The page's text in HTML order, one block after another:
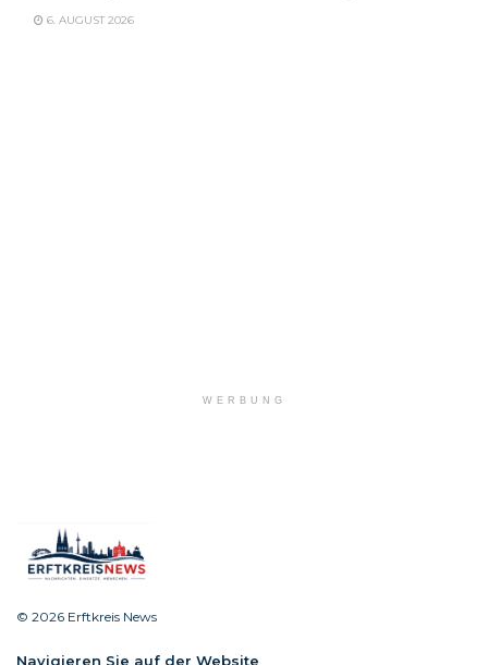
6. AUGUST 2026
WERBUNG
© 2026 Erftkreis News
Navigieren Sie auf der Website